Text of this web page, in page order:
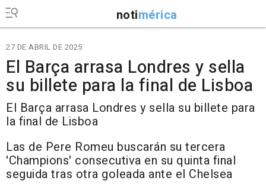
notimérica
27 DE ABRIL DE 2025
El Barça arrasa Londres y sella
su billete para la final de Lisboa
El Barça arrasa Londres y sella su billete para
la final de Lisboa
Las de Pere Romeu buscarán su tercera
'Champions' consecutiva en su quinta final
seguida tras otra goleada ante el Chelsea